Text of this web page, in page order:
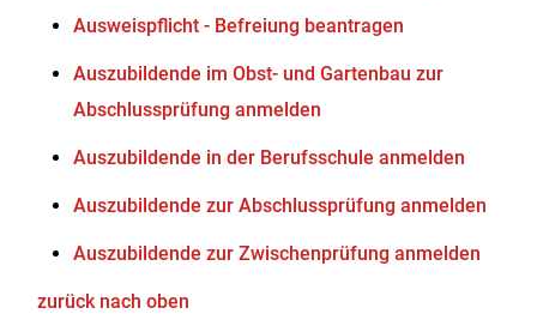
Ausweispflicht - Befreiung beantragen
Auszubildende im Obst- und Gartenbau zur
Abschlussprüfung anmelden
Auszubildende in der Berufsschule anmelden
Auszubildende zur Abschlussprüfung anmelden
Auszubildende zur Zwischenprüfung anmelden
zurück nach oben